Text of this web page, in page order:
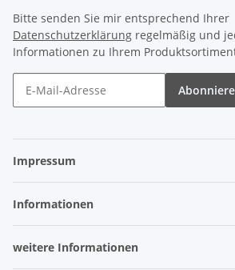
Bitte senden Sie mir entsprechend Ihrer
Datenschutzerklärung regelmäßig und
Informationen zu Ihrem
Impressum
Informationen
weitere Informationen